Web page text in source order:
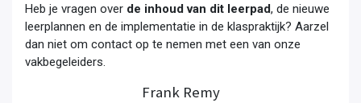
Heb je vragen over de inhoud van dit leerpad, de nieuwe
leerplannen en de implementatie in de klaspraktijk? Aarzel
dan niet om contact op te nemen met een van onze
vakbegeleiders.
Frank Remy